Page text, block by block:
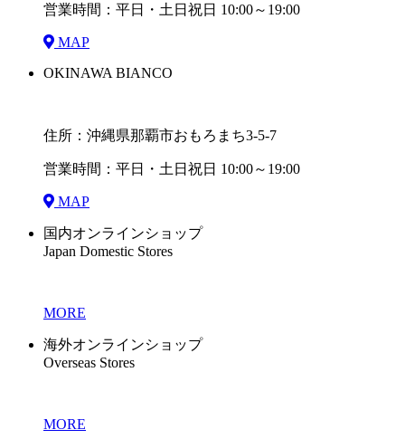
営業時間：平日・土日祝日 10:00～19:00
MAP
OKINAWA BIANCO
住所：沖縄県那覇市おもろまち3-5-7
営業時間：平日・土日祝日 10:00～19:00
MAP
国内オンラインショップ
Japan Domestic Stores
MORE
海外オンラインショップ
Overseas Stores
MORE